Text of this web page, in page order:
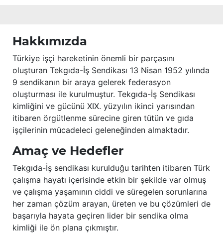
Hakkımızda
Türkiye işçi hareketinin önemli bir parçasını
oluşturan Tekgıda-İş Sendikası 13 Nisan 1952 yılında
9 sendikanın bir araya gelerek federasyon
oluşturması ile kurulmuştur. Tekgıda-İş Sendikası
kimliğini ve gücünü XIX. yüzyılın ikinci yarısından
itibaren örgütlenme sürecine giren tütün ve gıda
işçilerinin mücadeleci geleneğinden almaktadır.
Amaç ve Hedefler
Tekgıda-İş sendikası kurulduğu tarihten itibaren Türk
çalışma hayatı içerisinde etkin bir şekilde var olmuş
ve çalışma yaşamının ciddi ve süregelen sorunlarına
her zaman çözüm arayan, üreten ve bu çözümleri de
başarıyla hayata geçiren lider bir sendika olma
kimliği ile ön plana çıkmıştır.